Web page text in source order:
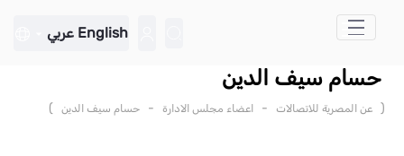
تخطي إلى المحتوى الرئيسي
English عربي
حسام سيف الدين
( عن المصرية للاتصالات - اعضاء مجلس الادارة - حسام سيف الدين )